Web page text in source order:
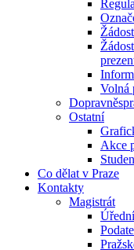
Volná
Ostatní
Akce
Co dělat v Praze
Kontakty
Magistrát